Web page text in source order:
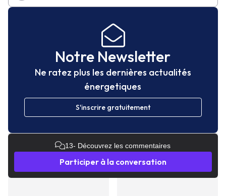
Notre Newsletter
Ne ratez plus les dernières actualités
énergetiques
S'inscrire gratuitement
13- Découvrez les commentaires
Participer à la conversation